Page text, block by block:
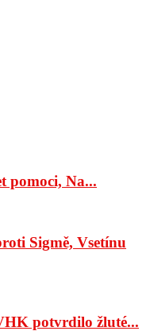
pomoci, Na...
Sigmě, Vsetínu
potvrdilo žluté...